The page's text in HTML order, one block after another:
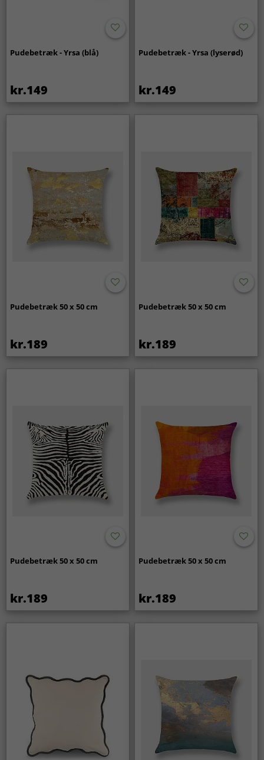
Pudebetræk - Yrsa (blå)
kr.149
Pudebetræk - Yrsa (lyserød)
kr.149
Pudebetræk 50 x 50 cm
kr.189
Pudebetræk 50 x 50 cm
kr.189
Pudebetræk 50 x 50 cm
kr.189
Pudebetræk 50 x 50 cm
kr.189